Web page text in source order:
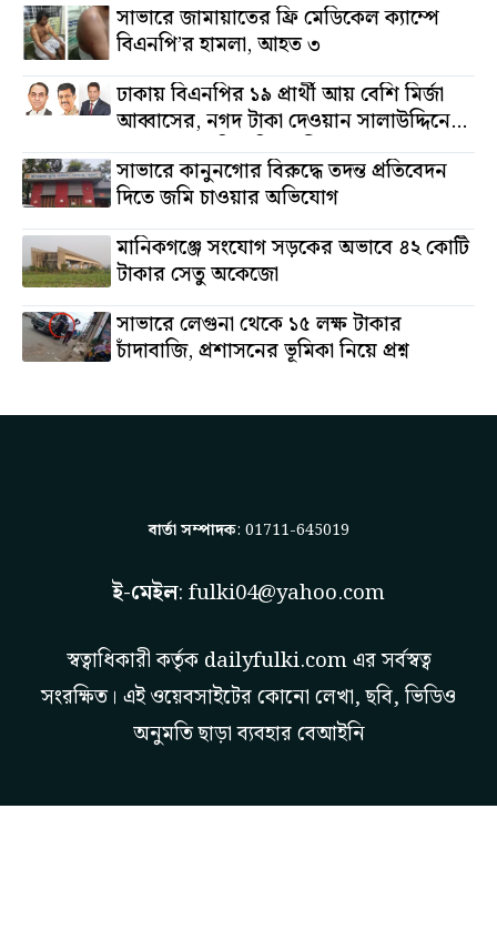
সাভারে জামায়াতের ফ্রি মেডিকেল ক্যাম্পে
বিএনপি’র হামলা, আহত ৩
ঢাকায় বিএনপির ১৯ প্রার্থী আয় বেশি মির্জা
আব্বাসের, নগদ টাকা দেওয়ান সালাউদ্দিনের,
অস্থাবর সম্পত্তি তমিজউদ্দিনের
সাভারে কানুনগোর বিরুদ্ধে তদন্ত প্রতিবেদন
দিতে জমি চাওয়ার অভিযোগ
মানিকগঞ্জে সংযোগ সড়কের অভাবে ৪২ কোটি
টাকার সেতু অকেজো
সাভারে লেগুনা থেকে ১৫ লক্ষ টাকার
চাঁদাবাজি, প্রশাসনের ভূমিকা নিয়ে প্রশ্ন
বার্তা সম্পাদক: 01711-645019
ই-মেইল: fulki04@yahoo.com
স্বত্বাধিকারী কর্তৃক dailyfulki.comএর সর্বস্বত্ব
সংরক্ষিত। এই ওয়েবসাইটের কোনো লেখা, ছবি, ভিডিও
অনুমতি ছাড়া ব্যবহার বেআইনি